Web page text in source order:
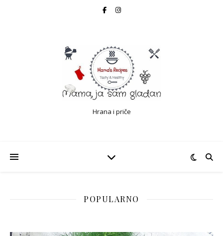
Hrana i priče
POPULARNO